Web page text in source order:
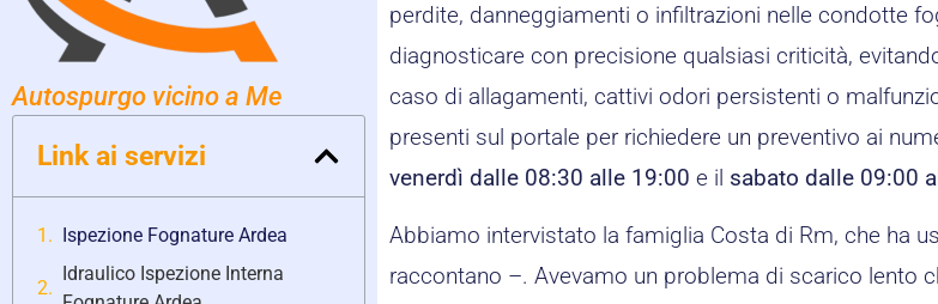
Autospurgo vicino a Me
Link ai servizi
Ispezione Fognature Ardea
Idraulico Ispezione Interna
perdite, danneggiamenti o infiltrazioni nelle condotte
diagnosticare con precisione qualsiasi criticità,
caso di allagamenti, cattivi odori persistenti o
presenti sul portale per richiedere un preventivo ai
venerdì dalle 08:30 alle 19:00 e il sabato dalle 09:00
Abbiamo intervistato la famiglia Costa di Rm, che ha
raccontano –. Avevamo un problema di scarico lento